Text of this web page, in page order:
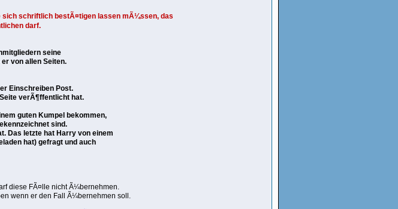
schriftlich bestÃ¤tigen lassen mÃ¼ssen, das
darf.
seine
von allen Seiten.
Einschreiben Post.
verÃ¶ffentlicht hat.
guten Kumpel bekommen,
sind.
Das letzte hat Harry von einem
hat) gefragt und auch
diese FÃ¤lle nicht Ã¼bernehmen.
wenn er den Fall Ã¼bernehmen soll.